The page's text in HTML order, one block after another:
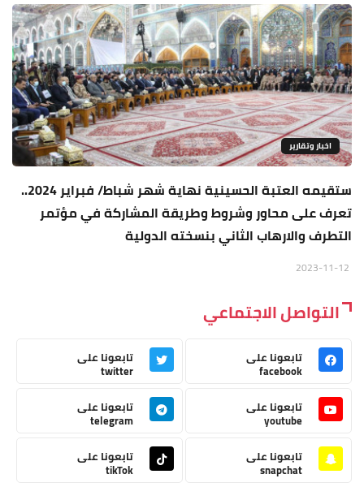
اخبار وتقارير
ستقيمه العتبة الحسينية نهاية شهر شباط/ فبراير 2024..
تعرف على محاور وشروط وطريقة المشاركة في مؤتمر
التطرف والارهاب الثاني بنسخته الدولية
التواصل الاجتماعي
تابعونا على
facebook
تابعونا على
twitter
تابعونا على
youtube
تابعونا على
telegram
تابعونا على
snapchat
تابعونا على
tikTok